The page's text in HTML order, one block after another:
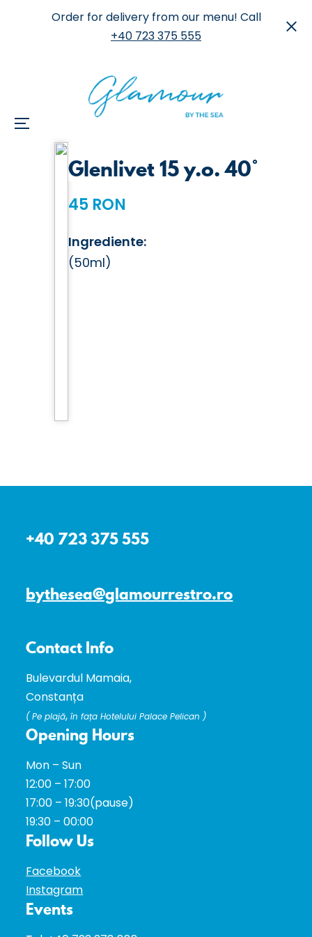
Order for delivery from our menu! Call
+40 723 375 555
Menu
Glenlivet 15 y.o. 40°
45 RON
Ingrediente:
(50ml)
+40 723 375 555
bythesea@glamourrestro.ro
Contact Info
Bulevardul Mamaia,
Constanța
(Pe plajă, în fața Hotelului Palace Pelican )
Opening Hours
Mon – Sun
12:00 – 17:00
17:00 – 19:30(pause)
19:30 – 00:00
Follow Us
Facebook
Instagram
Events